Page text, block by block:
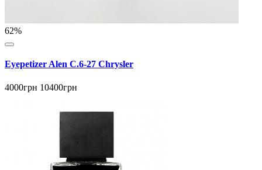
62%
Eyepetizer Alen C.6-27 Chrysler
4000грн 10400грн